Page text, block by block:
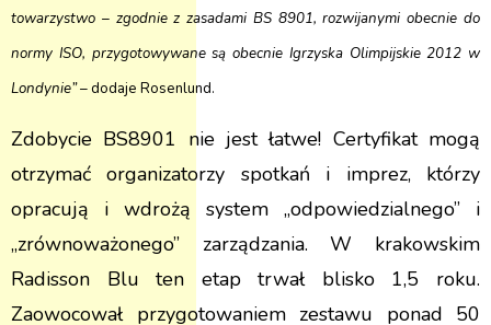
towarzystwo – zgodnie z zasadami BS 8901, rozwijanymi obecnie do
normy ISO, przygotowywane są obecnie Igrzyska Olimpijskie 2012 w
Londynie”– dodaje Rosenlund.
Zdobycie BS8901 nie jest łatwe! Certyfikat mogą
otrzymać organizatorzy spotkań i imprez, którzy
opracują i wdrożą system „odpowiedzialnego” i
„zrównoważonego” zarządzania. W krakowskim
Radisson Blu ten etap trwał blisko 1,5 roku.
Zaowocował przygotowaniem zestawu ponad 50